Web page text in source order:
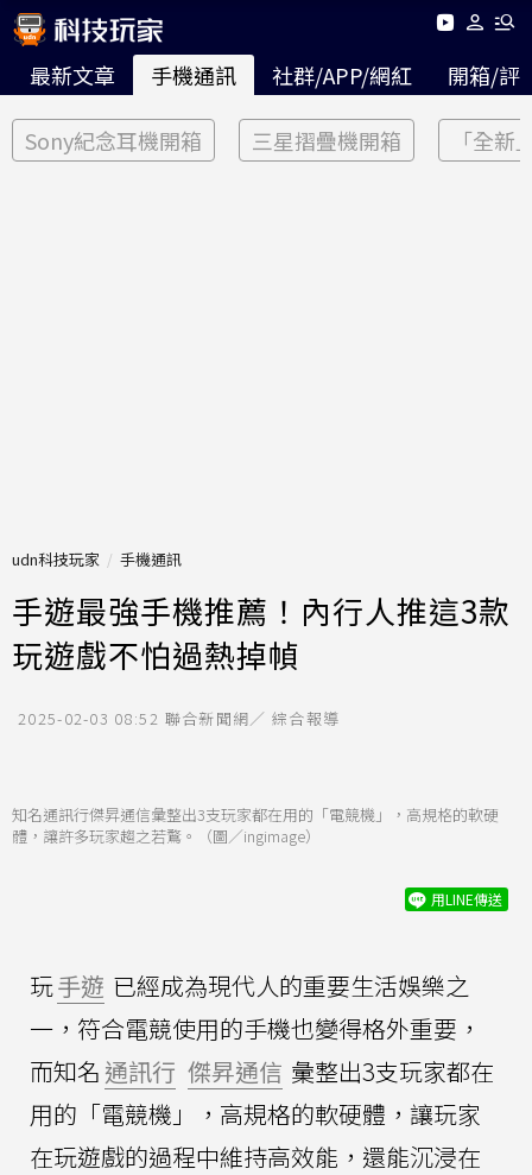
最新文章 手機通訊 社群/APP/網紅 開箱/評
Sony紀念耳機開箱 三星摺疊機開箱 「全新
udn科技玩家 手機通訊
手遊最強手機推薦！內行人推這3款
玩遊戲不怕過熱掉幀
2025-02-03 08:52 聯合新聞網／ 綜合報導
知名通訊行傑昇通信彙整出3支玩家都在用的「電競機」，高規格的軟硬
體，讓許多玩家趨之若鶩。（圖／ingimage）
用LINE傳送
玩手遊 已經成為現代人的重要生活娛樂之
一，符合電競使用的手機也變得格外重要，
而知名 通訊行 傑昇通信 彙整出3支玩家都在
用的「電競機」，高規格的軟硬體，讓玩家
在玩遊戲的過程中維持高效能，還能沉浸在